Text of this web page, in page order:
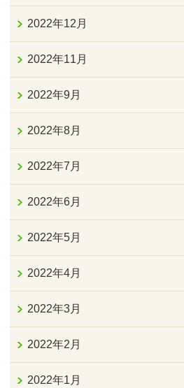
2022年12月
2022年11月
2022年9月
2022年8月
2022年7月
2022年6月
2022年5月
2022年4月
2022年3月
2022年2月
2022年1月